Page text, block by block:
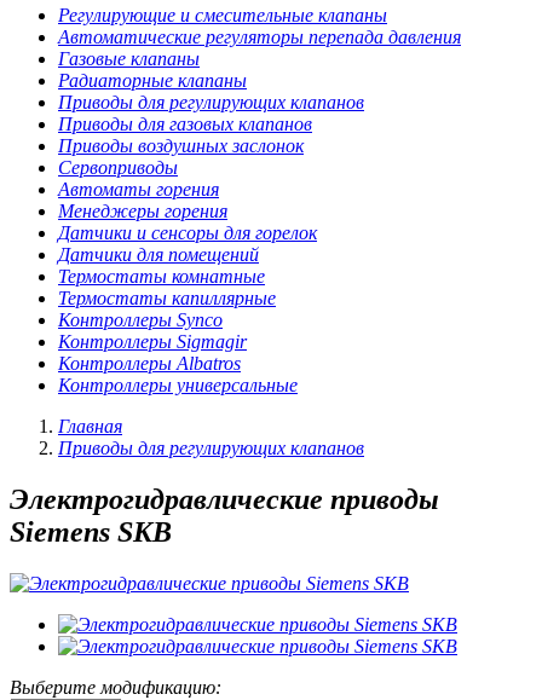
Регулирующие и смесительные клапаны
Автоматические регуляторы перепада давления
Газовые клапаны
Радиаторные клапаны
Приводы для регулирующих клапанов
Приводы для газовых клапанов
Приводы воздушных заслонок
Сервоприводы
Автоматы горения
Менеджеры горения
Датчики и сенсоры для горелок
Датчики для помещений
Термостаты комнатные
Термостаты капиллярные
Контроллеры Synco
Контроллеры Sigmagir
Контроллеры Albatros
Контроллеры универсальные
Главная
Приводы для регулирующих клапанов
Электрогидравлические приводы
Siemens SKB
Выберите модификацию: